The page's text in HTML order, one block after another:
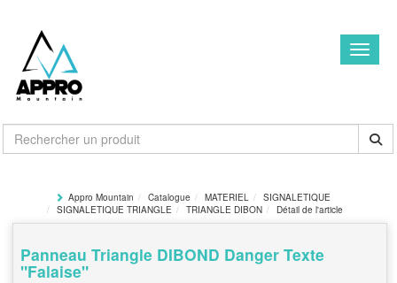
Appro Mountain Catalogue MATERIEL
SIGNALETIQUE
SIGNALETIQUE TRIANGLE
TRIANGLE DIBON Détail de l'article
Panneau Triangle DIBOND Danger Texte
"Falaise"